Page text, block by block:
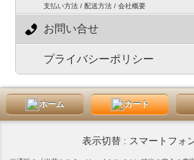
支払い方法 / 配送方法 / 会社概要
お問い合せ
プライバシーポリシー
ホーム カート
表示切替 : スマートフォ